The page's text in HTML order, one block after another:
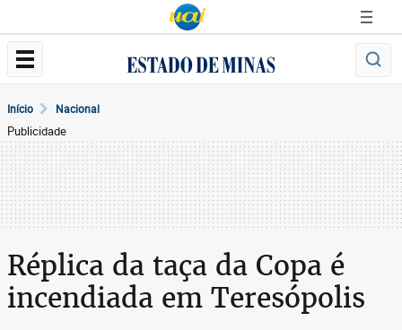
Início Nacional
Publicidade
Réplica da taça da Copa é
incendiada em Teresópolis